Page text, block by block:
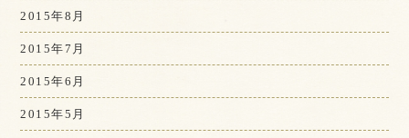
2015年8月
2015年7月
2015年6月
2015年5月